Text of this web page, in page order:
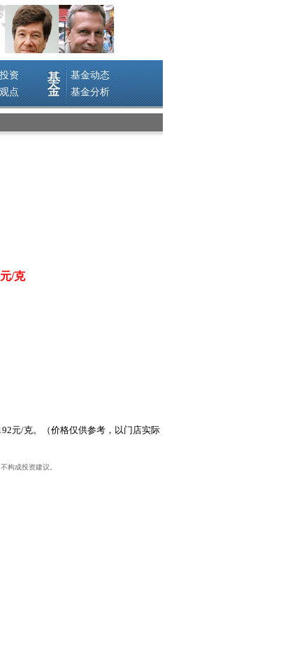
/克
元/克。（价格仅供参考，以门店实际
构成投资建议。